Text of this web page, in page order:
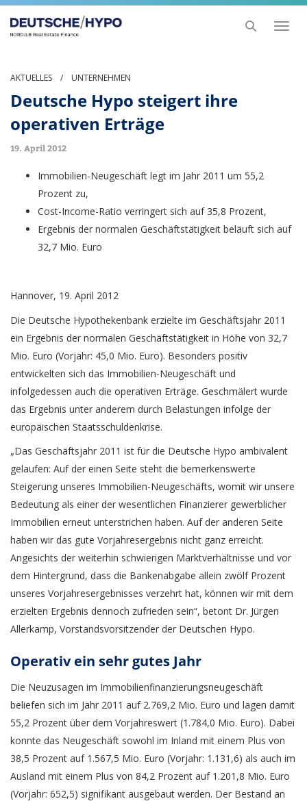
Toggle
AKTUELLES / UNTERNEHMEN
Deutsche Hypo steigert ihre
operativen Erträge
19. April 2012
Immobilien-Neugeschäft legt im Jahr 2011 um 55,2
Prozent zu,
Cost-Income-Ratio verringert sich auf 35,8 Prozent,
Ergebnis der normalen Geschäftstätigkeit beläuft sich auf
32,7 Mio. Euro
Hannover, 19. April 2012
Die Deutsche Hypothekenbank erzielte im Geschäftsjahr 2011
ein Ergebnis der normalen Geschäftstätigkeit in Höhe von 32,7
Mio. Euro (Vorjahr: 45,0 Mio. Euro). Besonders positiv
entwickelten sich das Immobilien-Neugeschäft und
infolgedessen auch die operativen Erträge. Geschmälert wurde
das Ergebnis unter anderem durch Belastungen infolge der
europäischen Staatsschuldenkrise.
„Das Geschäftsjahr 2011 ist für die Deutsche Hypo ambivalent
gelaufen: Auf der einen Seite steht die bemerkenswerte
Steigerung unseres Immobilien-Neugeschäfts, womit wir unsere
Bedeutung als einer der wesentlichen Finanzierer gewerblicher
Immobilien erneut unterstrichen haben. Auf der anderen Seite
haben wir das gute Vorjahresergebnis nicht ganz erreicht.
Angesichts der weiterhin schwierigen Marktverhältnisse und vor
dem Hintergrund, dass die Bankenabgabe allein zwölf Prozent
unseres Vorjahresergebnisses verzehrt hat, können wir mit dem
erzielten Ergebnis dennoch zufrieden sein“, betont Dr. Jürgen
Allerkamp, Vorstandsvorsitzender der Deutschen Hypo.
Operativ ein sehr gutes Jahr
Die Neuzusagen im Immobilienfinanzierungsneugeschäft
beliefen sich im Jahr 2011 auf 2.769,2 Mio. Euro und lagen damit
55,2 Prozent über dem Vorjahreswert (1.784,0 Mio. Euro). Dabei
konnte das Neugeschäft sowohl im Inland mit einem Plus von
38,5 Prozent auf 1.567,5 Mio. Euro (Vorjahr: 1.131,6) als auch im
Ausland mit einem Plus von 84,2 Prozent auf 1.201,8 Mio. Euro
(Vorjahr: 652,5) signifikant ausgebaut werden. Der Bestand an